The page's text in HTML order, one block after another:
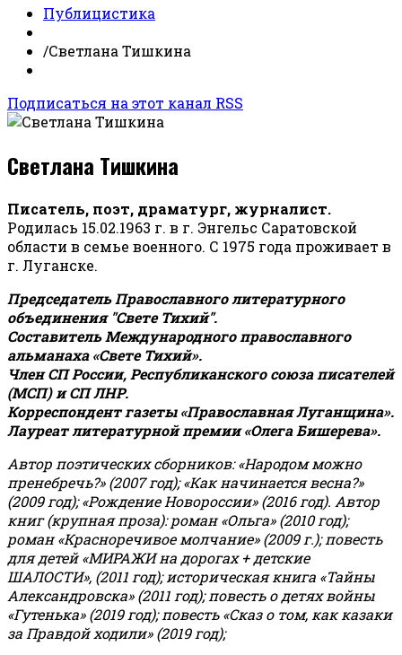
Публицистика
/Светлана Тишкина
Подписаться на этот канал RSS
Светлана Тишкина
Писатель, поэт, драматург, журналист.
Родилась 15.02.1963 г. в г. Энгельс Саратовской
области в семье военного. С 1975 года проживает в
г. Луганске.
Председатель Православного литературного
объединения "Свете Тихий".
Составитель Международного православного
альманаха «Свете Тихий».
Член СП России, Республиканского союза писателей
(МСП) и СП ЛНР.
Корреспондент газеты «Православная Луганщина».
Лауреат литературной премии «Олега Бишерева».
Автор поэтических сборников: «Народом можно
пренебречь?» (2007 год); «Как начинается весна?»
(2009 год); «Рождение Новороссии» (2016 год). Автор
книг (крупная проза): роман «Ольга» (2010 год);
роман «Красноречивое молчание» (2009 г.); повесть
для детей «МИРАЖИ на дорогах + детские
ШАЛОСТИ», (2011 год); историческая книга «Тайны
Александровска» (2011 год); повесть о детях войны
«Гутенька» (2019 год); повесть «Сказ о том, как казаки
за Правдой ходили» (2019 год);